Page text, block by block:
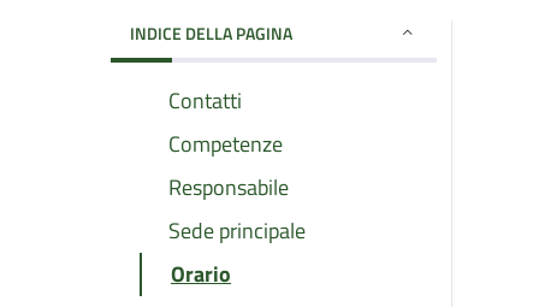
INDICE DELLA PAGINA
Contatti
Competenze
Responsabile
Sede principale
Orario